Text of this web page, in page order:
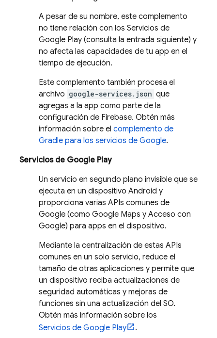
A pesar de su nombre, este complemento
no tiene relación con los Servicios de
Google Play (consulta la entrada siguiente) y
no afecta las capacidades de tu app en el
tiempo de ejecución.
Este complemento también procesa el
archivo google-services.json que
agregas a la app como parte de la
configuración de Firebase. Obtén más
información sobre el complemento de
Gradle para los servicios de Google.
Servicios de Google Play
Un servicio en segundo plano invisible que se
ejecuta en un dispositivo Android y
proporciona varias APIs comunes de
Google (como Google Maps y Acceso con
Google) para apps en el dispositivo.
Mediante la centralización de estas APIs
comunes en un solo servicio, reduce el
tamaño de otras aplicaciones y permite que
un dispositivo reciba actualizaciones de
seguridad automáticas y mejoras de
funciones sin una actualización del SO.
Obtén más información sobre los
Servicios de Google Play
.